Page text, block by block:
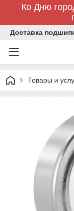
Ко Дню
Доставка
Товары и